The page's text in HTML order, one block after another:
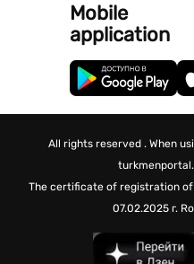
Mobile
application
All rights reserved . When
The certificate of registration of
07.02.2025 г.